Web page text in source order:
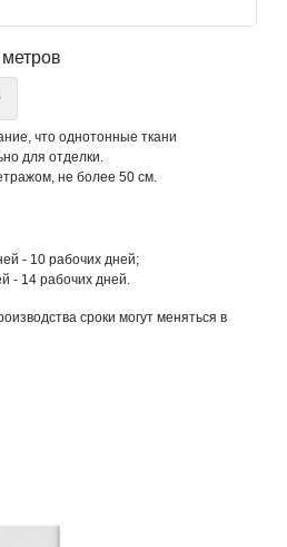
что однотонные ткани
для отделки.
не более 50 см.
- 10 рабочих дней;
- 14 рабочих дней.
сроки могут меняться в